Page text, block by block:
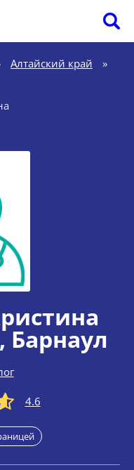
Алтайский край
»
, Барнаул
4.6